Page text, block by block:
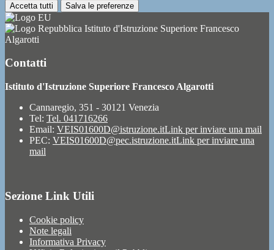
Accetta tutti Salva le preferenze
Istituto d'Istruzione Superiore Francesco
Algarotti
Contatti
Istituto d'Istruzione Superiore Francesco Algarotti
Cannaregio, 351 - 30121 Venezia
Tel: Tel. 041716266
Email: VEIS01600D@istruzione.itLink per inviare una mail
PEC: VEIS01600D@pec.istruzione.itLink per inviare una
mail
Sezione Link Utili
Cookie policy
Note legali
Informativa Privacy